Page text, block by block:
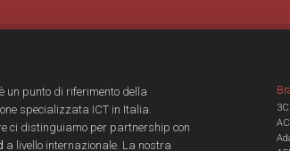
è un punto di riferimento della
specializzata ICT in Italia.
ci distinguiamo per partnership con
a livello internazionale. La nostra